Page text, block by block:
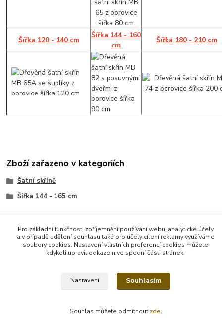
Šířka 120 - 140 cm
Šířka 144 - 160
cm
Šířka 180 - 210 cm
Zboží zařazeno v kategoriích
Šatní skříně
Šířka 144 - 165 cm
Vytvořeno na Eshop-rychle.cz
Pro základní funkčnost, zpříjemnění používání webu, analytické účely
a v případě udělení souhlasu také pro účely cílení reklamy využíváme
soubory cookies. Nastavení vlastních preferencí cookies můžete
kdykoli upravit odkazem ve spodní části stránek.
Nastavení Souhlasím
Souhlas můžete odmítnout zde.